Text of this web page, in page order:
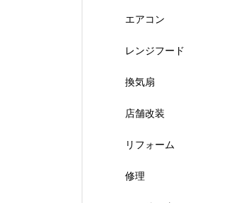
エアコン
レンジフード
換気扇
店舗改装
リフォーム
修理